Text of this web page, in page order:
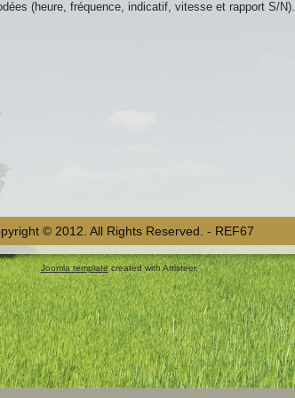
(heure, fréquence, indicatif, vitesse et rapport S/N).
© 2012. All Rights Reserved. - REF67
Joomla templatecreated with Artisteer.